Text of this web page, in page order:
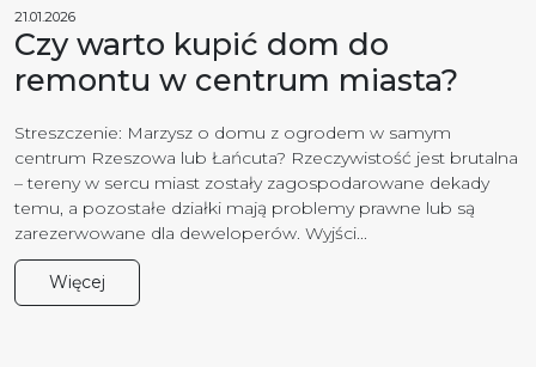
21.01.2026
Czy warto kupić dom do
remontu w centrum miasta?
Streszczenie: Marzysz o domu z ogrodem w samym
centrum Rzeszowa lub Łańcuta? Rzeczywistość jest brutalna
– tereny w sercu miast zostały zagospodarowane dekady
temu, a pozostałe działki mają problemy prawne lub są
zarezerwowane dla deweloperów. Wyjści...
Więcej